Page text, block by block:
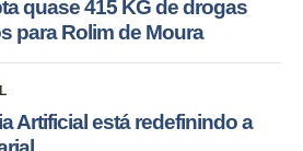
quase 415 KG de drogas
para Rolim de Moura
Artificial está redefinindo a